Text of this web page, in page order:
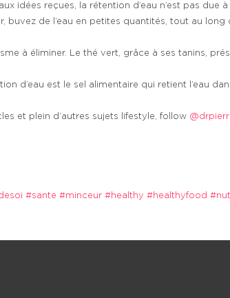
idées reçues, la rétention d’eau n’est pas due
buvez de l’eau en petites quantités, tout au long
à éliminer. Le thé vert, grâce à ses tanins,
d’eau est le sel alimentaire qui retient l’eau
et plein d’autres sujets lifestyle, follow
#sante #minceur #healthy #healthyfood